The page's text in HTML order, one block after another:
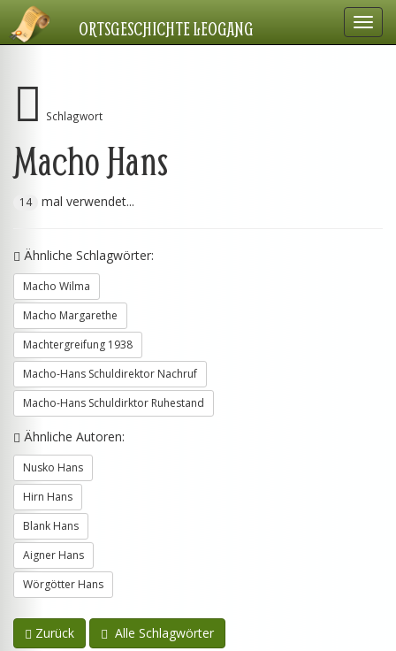
ORTSGESCHICHTE LEOGANG
Schlagwort
Macho Hans
14 mal verwendet...
Ähnliche Schlagwörter:
Macho Wilma
Macho Margarethe
Machtergreifung 1938
Macho-Hans Schuldirektor Nachruf
Macho-Hans Schuldirktor Ruhestand
Ähnliche Autoren:
Nusko Hans
Hirn Hans
Blank Hans
Aigner Hans
Wörgötter Hans
Zurück Alle Schlagwörter